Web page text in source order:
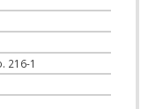
216-1